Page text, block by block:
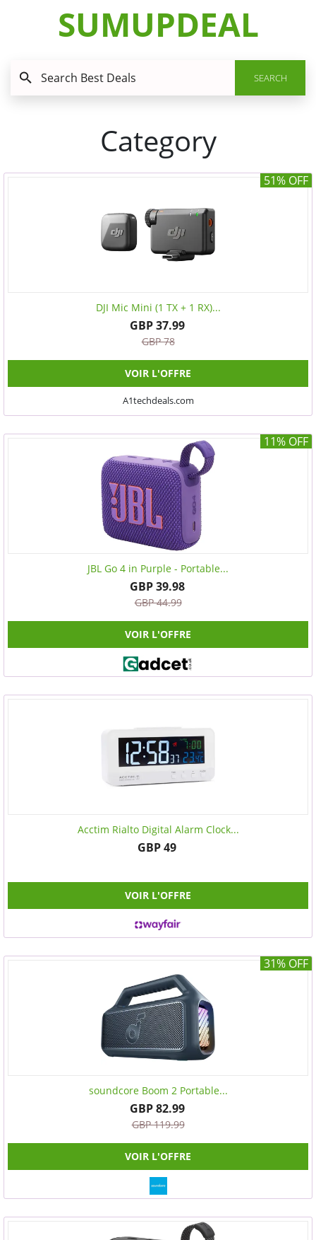
SUMUPDEAL
SEARCH
Category
51% OFF
DJI Mic Mini (1 TX + 1 RX)...
GBP 37.99
GBP 78
VOIR L'OFFRE
A1techdeals.com
11% OFF
JBL Go 4 in Purple - Portable...
GBP 39.98
GBP 44.99
VOIR L'OFFRE
Acctim Rialto Digital Alarm Clock...
GBP 49
VOIR L'OFFRE
31% OFF
soundcore Boom 2 Portable...
GBP 82.99
GBP 119.99
VOIR L'OFFRE